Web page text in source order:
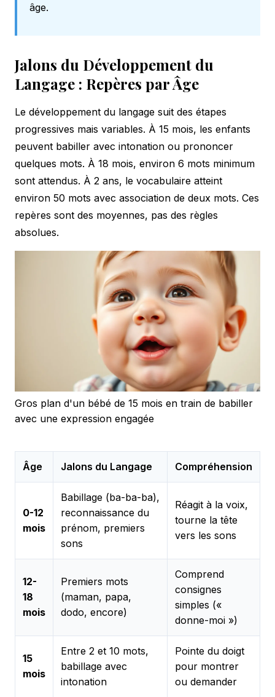
âge.
Jalons du Développement du
Langage : Repères par Âge
Le développement du langage suit des étapes
progressives mais variables. À 15 mois, les enfants
peuvent babiller avec intonation ou prononcer
quelques mots. À 18 mois, environ 6 mots minimum
sont attendus. À 2 ans, le vocabulaire atteint
environ 50 mots avec association de deux mots. Ces
repères sont des moyennes, pas des règles
absolues.
Gros plan d'un bébé de 15 mois en train de babiller
avec une expression engagée
Âge Jalons du Langage Compréhension
0-12
mois
Babillage (ba-ba-ba),
reconnaissance du
prénom, premiers
sons
Réagit à la voix,
tourne la tête
vers les sons
12-
18
mois
Premiers mots
(maman, papa,
dodo, encore)
Comprend
consignes
simples («
donne-moi »)
15
mois
Entre 2 et 10 mots,
babillage avec
intonation
Pointe du doigt
pour montrer
ou demander